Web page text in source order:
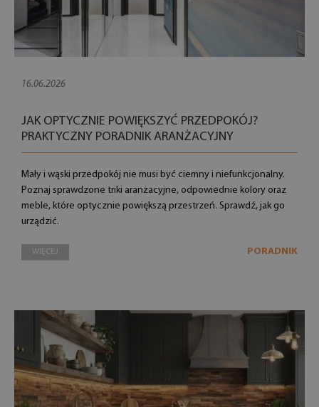
16.06.2026
JAK OPTYCZNIE POWIĘKSZYĆ PRZEDPOKÓJ?
PRAKTYCZNY PORADNIK ARANŻACYJNY
Mały i wąski przedpokój nie musi być ciemny i niefunkcjonalny.
Poznaj sprawdzone triki aranżacyjne, odpowiednie kolory oraz
meble, które optycznie powiększą przestrzeń. Sprawdź, jak go
urządzić.
WIĘCEJ PORADNIK